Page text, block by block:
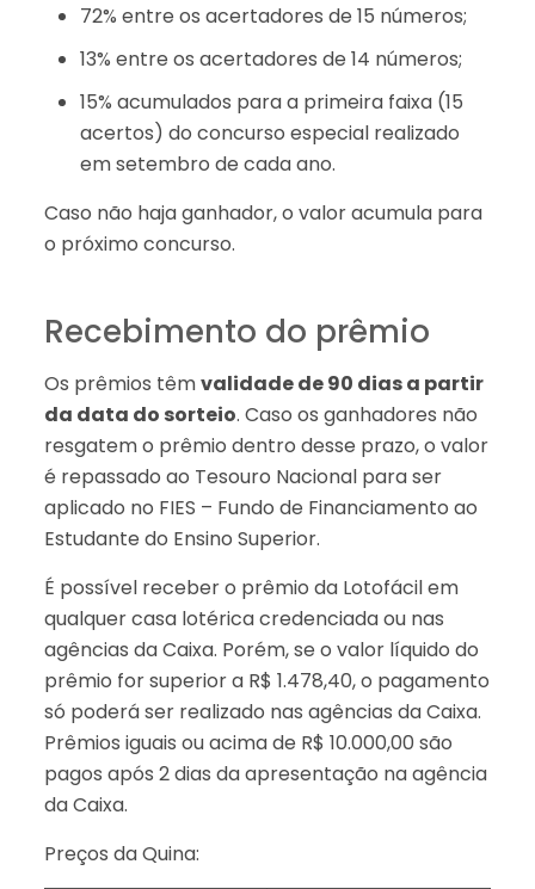
72% entre os acertadores de 15 números;
13% entre os acertadores de 14 números;
15% acumulados para a primeira faixa (15
acertos) do concurso especial realizado
em setembro de cada ano.
Caso não haja ganhador, o valor acumula para
o próximo concurso.
Recebimento do prêmio
Os prêmios têmvalidade de 90 dias a partir
da data do sorteio. Caso os ganhadores não
resgatem o prêmio dentro desse prazo, o valor
é repassado ao Tesouro Nacional para ser
aplicado no FIES – Fundo de Financiamento ao
Estudante do Ensino Superior.
É possível receber o prêmio da Lotofácil em
qualquer casa lotérica credenciada ou nas
agências da Caixa. Porém, se o valor líquido do
prêmio for superior a R$ 1.478,40, o pagamento
só poderá ser realizado nas agências da Caixa.
Prêmios iguais ou acima de R$ 10.000,00 são
pagos após 2 dias da apresentação na agência
da Caixa.
Preços da Quina: